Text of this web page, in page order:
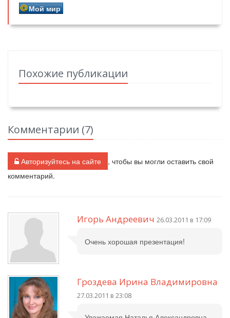
Мой мир
Похожие публикации
Комментарии (7)
Авторизуйтесь на сайте
, чтобы вы могли оставить свой
комментарий.
Игорь Андреевич 26.03.2011 в 17:09
Очень хорошая презентация!
Гроздева Ирина Владимировна
27.03.2011 в 23:08